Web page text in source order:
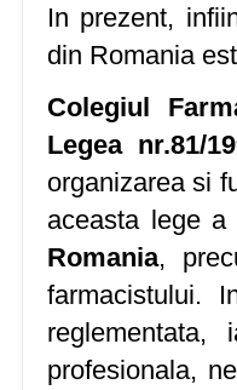
In prezent,
din Romania
Colegiul
Legea nr.81/
organizarea si
aceasta lege
Romania,
farmacistului.
profesionala,